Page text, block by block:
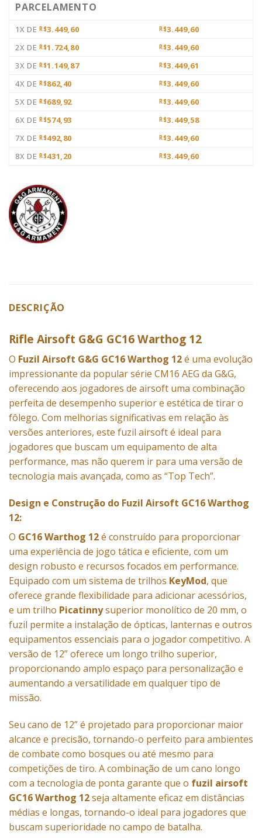
PARCELAMENTO
1X DE R$3.449,60 R$3.449,60
2X DE R$1.724,80 R$3.449,60
3X DE R$1.149,87 R$3.449,61
4X DE R$862,40 R$3.449,60
5X DE R$689,92 R$3.449,60
6X DE R$574,93 R$3.449,58
7X DE R$492,80 R$3.449,60
8X DE R$431,20 R$3.449,60
DESCRIÇÃO
Rifle Airsoft G&G GC16 Warthog 12
O Fuzil Airsoft G&G GC16 Warthog 12é uma evolução
impressionante da popular série CM16 AEG da G&G,
oferecendo aos jogadores de airsoft uma combinação
perfeita de desempenho superior e estética de tirar o
fôlego. Com melhorias significativas em relação às
versões anteriores, este fuzil airsoft é ideal para
jogadores que buscam um equipamento de alta
performance, mas não querem ir para uma versão de
tecnologia mais avançada, como as “Top Tech”.
Design e Construção do Fuzil Airsoft GC16 Warthog
12:
O GC16 Warthog 12é construído para proporcionar
uma experiência de jogo tática e eficiente, com um
design robusto e recursos focados em performance.
Equipado com um sistema de trilhos KeyMod, que
oferece grande flexibilidade para adicionar acessórios,
e um trilho Picatinnysuperior monolítico de 20 mm, o
fuzil permite a instalação de ópticas, lanternas e outros
equipamentos essenciais para o jogador competitivo. A
versão de 12” oferece um longo trilho superior,
proporcionando amplo espaço para personalização e
aumentando a versatilidade em qualquer tipo de
missão.
Seu cano de 12” é projetado para proporcionar maior
alcance e precisão, tornando-o perfeito para ambientes
de combate como bosques ou até mesmo para
competições de tiro. A combinação de um cano longo
com a tecnologia de ponta garante que o fuzil airsoft
GC16 Warthog 12seja altamente eficaz em distâncias
médias e longas, tornando-o ideal para jogadores que
buscam superioridade no campo de batalha.